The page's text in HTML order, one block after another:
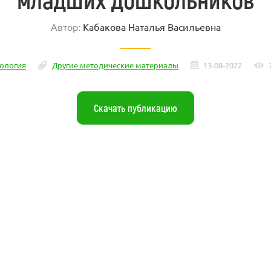
Автор: Кабакова Наталья Васильевна
Другие методические материалы 13-08-2022
Скачать публикацию